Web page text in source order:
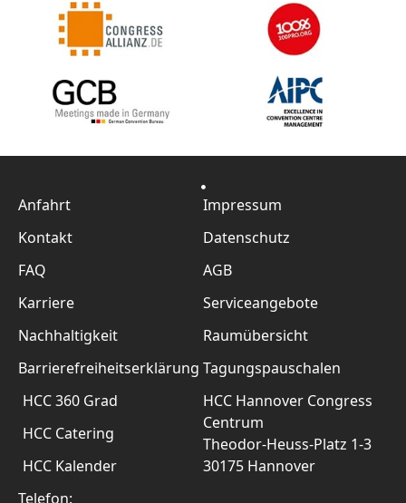
Anfahrt
Kontakt
FAQ
Impressum
Datenschutz
AGB
Karriere
Nachhaltigkeit
Barrierefreiheitserklärung
Serviceangebote
Raumübersicht
Tagungspauschalen
HCC 360 Grad
HCC Catering
HCC Kalender
HCC Hannover Congress
Centrum
Theodor-Heuss-Platz 1-3
30175 Hannover
Telefon: